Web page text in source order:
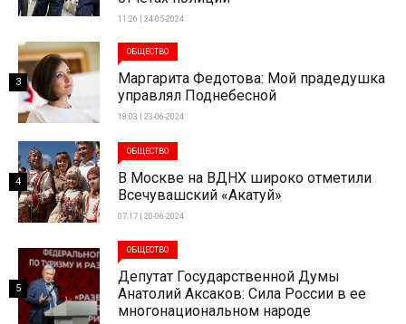
11:26 | 24-05-2024
ОБЩЕСТВО
Маргарита Федотова: Мой прадедушка
управлял Поднебесной
18:03 | 23-06-2024
3
ОБЩЕСТВО
В Москве на ВДНХ широко отметили
Всечувашский «Акатуй»
07:17 | 20-06-2024
4
ОБЩЕСТВО
Депутат Государственной Думы
Анатолий Аксаков: Сила России в ее
многонациональном народе
5